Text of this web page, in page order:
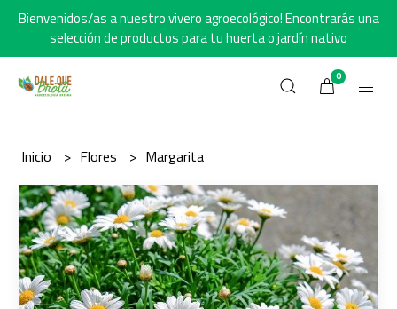
Bienvenidos/as a nuestro vivero agroecológico! Encontrarás una
selección de productos para tu huerta o jardín nativo
0
Inicio Flores Margarita